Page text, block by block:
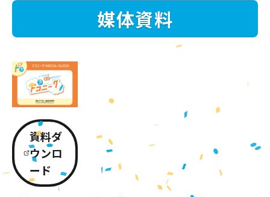
媒体資料
資料ダ
ウンロ
ード